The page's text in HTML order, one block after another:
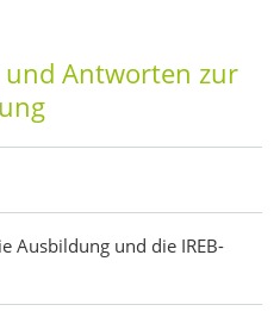
und Antworten zur
Ausbildung und die IREB-